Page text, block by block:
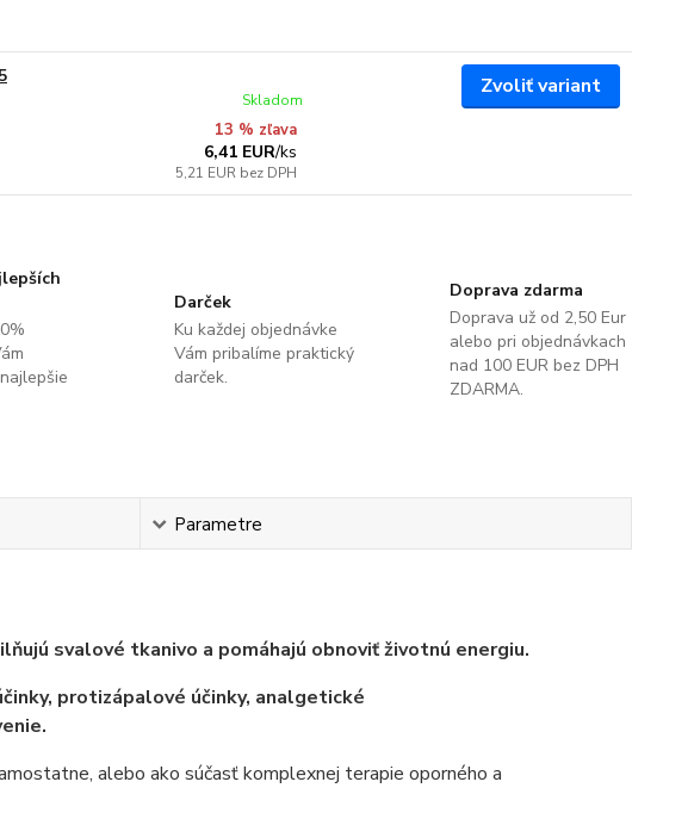
13 % zľava
6,41 EUR/ks
5,21 EUR bez DPH
Skladom
Zvoliť variant
Darček
Ku každej objednávke
Vám pribalíme praktický
darček.
Doprava zdarma
Doprava už od 2,50 Eur
alebo pri objednávkach
nad 100 EUR bez DPH
ZDARMA.
Parametre
svalové tkanivo a pomáhajú obnoviť životnú energiu.
protizápalové účinky, analgetické
alebo ako súčasť komplexnej terapie oporného a